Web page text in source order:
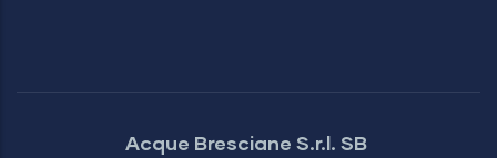
Acque Bresciane S.r.l. SB